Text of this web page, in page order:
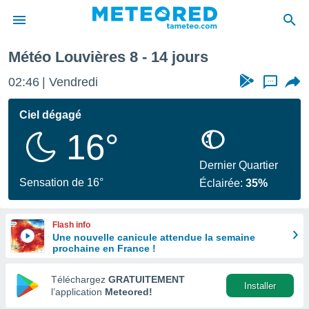
de
en
Météo Louvières 8 - 14 jours
02:46 Vendredi ...
Ciel dégagé
16°
Sensation de 16°
Dernier Quartier
Éclairée:35%
Flash info
Une nouvelle canicule attendue la semaine
prochaine en France !
Téléchargez GRATUITEMENT
l’application Meteored!
Installer